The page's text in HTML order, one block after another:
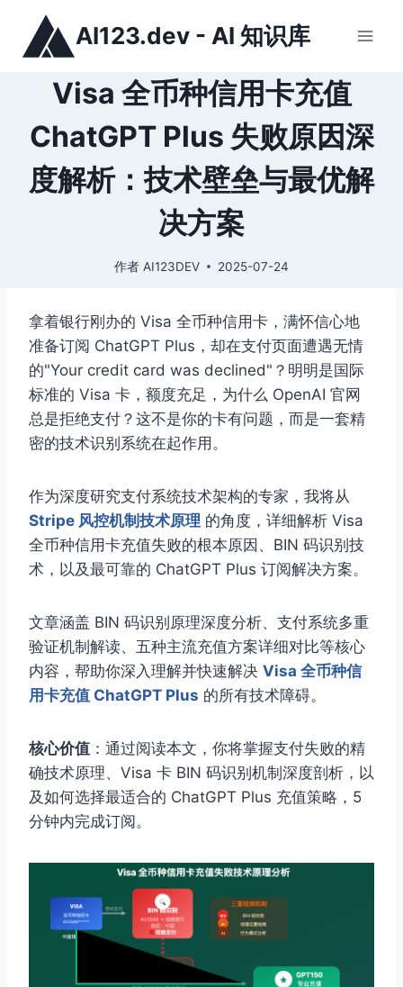
AI123.dev - AI 知识库
Visa 全币种信用卡充值
ChatGPT Plus 失败原因深
度解析：技术壁垒与最优解
决方案
作者 AI123DEV 2025-07-24
拿着银行刚办的 Visa 全币种信用卡，满怀信心地
准备订阅 ChatGPT Plus，却在支付页面遭遇无情
的"Your credit card was declined"？明明是国际
标准的 Visa 卡，额度充足，为什么 OpenAI 官网
总是拒绝支付？这不是你的卡有问题，而是一套精
密的技术识别系统在起作用。
作为深度研究支付系统技术架构的专家，我将从
Stripe 风控机制技术原理 的角度，详细解析 Visa
全币种信用卡充值失败的根本原因、BIN 码识别技
术，以及最可靠的 ChatGPT Plus 订阅解决方案。
文章涵盖 BIN 码识别原理深度分析、支付系统多重
验证机制解读、五种主流充值方案详细对比等核心
内容，帮助你深入理解并快速解决 Visa 全币种信
用卡充值 ChatGPT Plus 的所有技术障碍。
核心价值 ：通过阅读本文，你将掌握支付失败的精
确技术原理、Visa 卡 BIN 码识别机制深度剖析，以
及如何选择最适合的 ChatGPT Plus 充值策略，5
分钟内完成订阅。